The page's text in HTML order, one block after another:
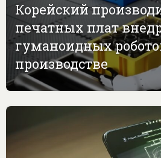
Корейский
печатных плат
гуманоидных
производстве